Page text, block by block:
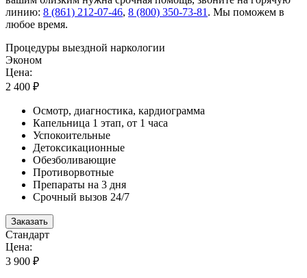
линию: 8 (861) 212-07-46, 8 (800) 350-73-81 . Мы поможем в
любое время.
Процедуры выездной наркологии
Эконом
Цена:
2 400 ₽
Осмотр, диагностика, кардиограмма
Капельница 1 этап, от 1 часа
Успокоительные
Детоксикационные
Обезболивающие
Противорвотные
Препараты на 3 дня
Срочный вызов 24/7
Заказать
Стандарт
Цена:
3 900 ₽